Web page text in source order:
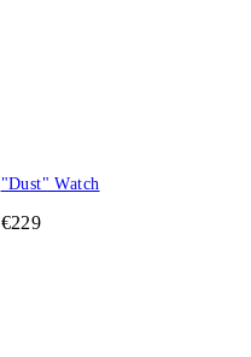
"Dust" Watch
€229